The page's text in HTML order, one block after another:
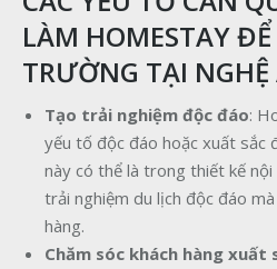
LÀM HOMESTAY
TRƯỜNG TẠI NGHỆ
Tạo trải nghiệm độc đáo:
yếu tố độc đáo hoặc xuất sắc
này có thể là trong thiết kế
trải nghiệm du lịch độc đáo
hàng.
Chăm sóc khách hàng xuất